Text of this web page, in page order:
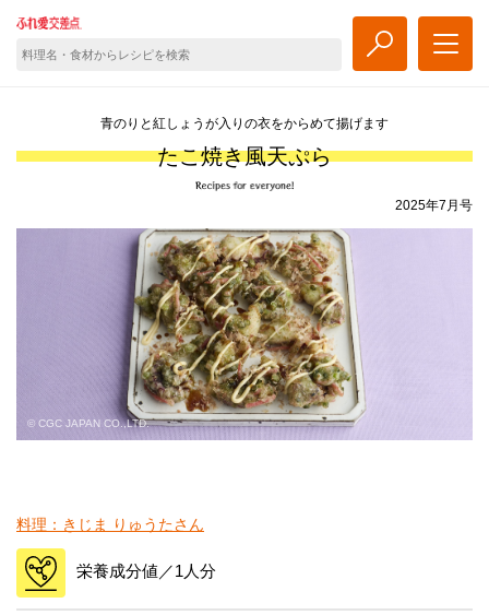
青のりと紅しょうが入りの衣をからめて揚げます
たこ焼き風天ぷら
2025年7月号
© CGC JAPAN CO.,LTD.
料理：きじま りゅうたさん
栄養成分値／1人分